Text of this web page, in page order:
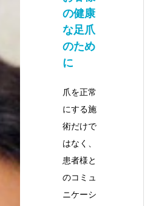
の健康
な足爪
のため
に
爪を正常
にする施
術だけで
はなく、
患者様と
のコミュ
ニケーシ